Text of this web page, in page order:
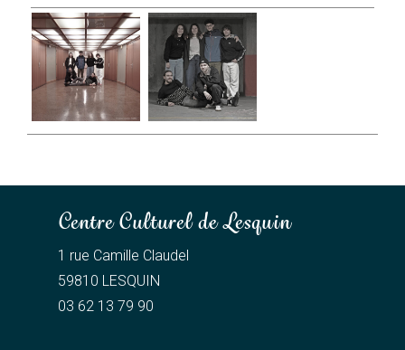
Centre Culturel de Lesquin
1 rue Camille Claudel
59810 LESQUIN
03 62 13 79 90